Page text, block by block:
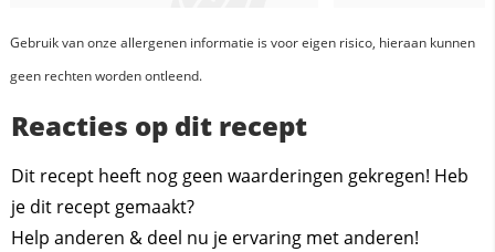
Gebruik van onze allergenen informatie is voor eigen risico, hieraan kunnen
geen rechten worden ontleend.
Reacties op dit recept
Dit recept heeft nog geen waarderingen gekregen! Heb
je dit recept gemaakt?
Help anderen & deel nu je ervaring met anderen!